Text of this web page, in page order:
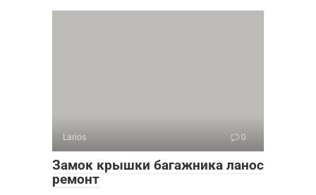
Lanos 0
Замок крышки багажника ланос
ремонт